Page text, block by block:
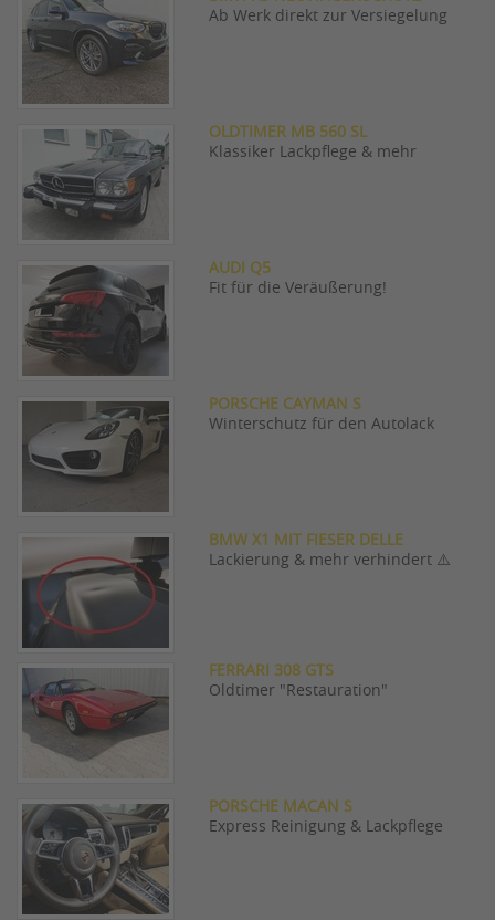
Ab Werk direkt zur Versiegelung
OLDTIMER MB 560 SL
Klassiker Lackpflege & mehr
AUDI Q5
Fit für die Veräußerung!
PORSCHE CAYMAN S
Winterschutz für den Autolack
BMW X1 MIT FIESER DELLE
Lackierung & mehr verhindert ⚠️
FERRARI 308 GTS
Oldtimer "Restauration"
PORSCHE MACAN S
Express Reinigung & Lackpflege